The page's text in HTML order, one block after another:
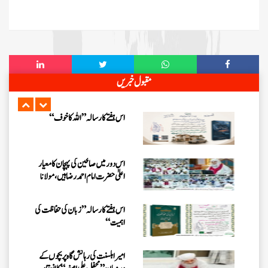
مقبول خبریں
سید مختار اشرف رضوی صاحب کی اہلیہ
کے انتقال پر امیر اہلسنت کی تعزیت
اس ہفتے کا رسالہ ”اللہ کا خوف“
اس دور میں صالحین کی پہچان کا معیار
اعلیٰ حضر ت امام احمد رضا ہیں، مولانا
اس ہفتے کا رسالہ ” زبان کی حفاظت کی
اہمیت“
امیر اہلسنت کی رہائش گاہ پر بچوں کے